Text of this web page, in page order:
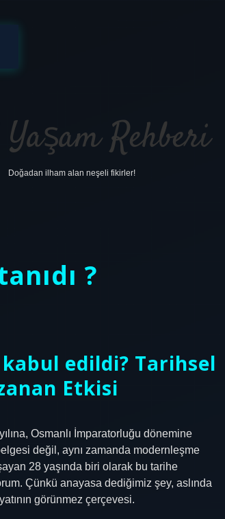
Rehberi
Doğadan ilham alan neşeli fikirler!
?
edildi? Tarihsel
Etkisi
Osmanlı İmparatorluğu dönemine
değil, aynı zamanda modernleşme
28 yaşında biri olarak bu tarihe
Çünkü anayasa dediğimiz şey, aslında
görünmez çerçevesi.